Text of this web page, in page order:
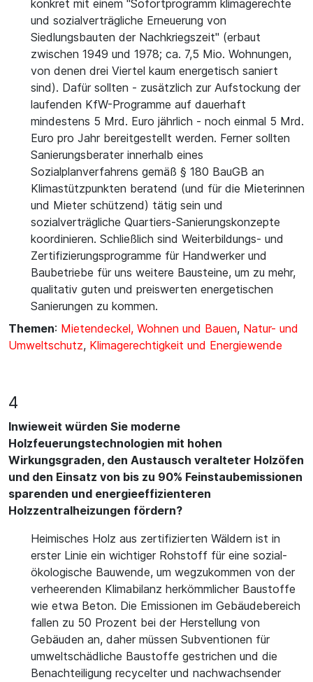
konkret mit einem "Sofortprogramm klimagerechte
und sozialverträgliche Erneuerung von
Siedlungsbauten der Nachkriegszeit" (erbaut
zwischen 1949 und 1978; ca. 7,5 Mio. Wohnungen,
von denen drei Viertel kaum energetisch saniert
sind). Dafür sollten - zusätzlich zur Aufstockung der
laufenden KfW-Programme auf dauerhaft
mindestens 5 Mrd. Euro jährlich - noch einmal 5 Mrd.
Euro pro Jahr bereitgestellt werden. Ferner sollten
Sanierungsberater innerhalb eines
Sozialplanverfahrens gemäß § 180 BauGB an
Klimastützpunkten beratend (und für die Mieterinnen
und Mieter schützend) tätig sein und
sozialverträgliche Quartiers-Sanierungskonzepte
koordinieren. Schließlich sind Weiterbildungs- und
Zertifizierungsprogramme für Handwerker und
Baubetriebe für uns weitere Bausteine, um zu mehr,
qualitativ guten und preiswerten energetischen
Sanierungen zu kommen.
Themen: Mietendeckel, Wohnen und Bauen, Natur- und
Umweltschutz, Klimagerechtigkeit und Energiewende
4
Inwieweit würden Sie moderne
Holzfeuerungstechnologien mit hohen
Wirkungsgraden, den Austausch veralteter Holzöfen
und den Einsatz von bis zu 90% Feinstaubemissionen
sparenden und energieeffizienteren
Holzzentralheizungen fördern?
Heimisches Holz aus zertifizierten Wäldern ist in
erster Linie ein wichtiger Rohstoff für eine sozial-
ökologische Bauwende, um wegzukommen von der
verheerenden Klimabilanz herkömmlicher Baustoffe
wie etwa Beton. Die Emissionen im Gebäudebereich
fallen zu 50 Prozent bei der Herstellung von
Gebäuden an, daher müssen Subventionen für
umweltschädliche Baustoffe gestrichen und die
Benachteiligung recycelter und nachwachsender